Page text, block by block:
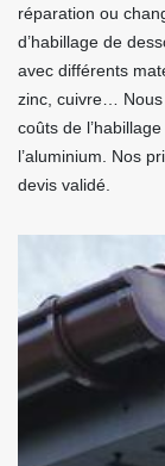
réparation ou
d’habillage de
avec différents
zinc, cuivre… Nous
coûts de
l’aluminium. Nos
devis validé.